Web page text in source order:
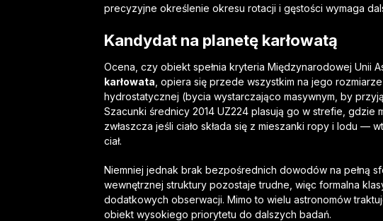
precyzyjne określenie okresu rotacji i gęstości wymaga
Kandydat na planetę karłowatą
Ocena, czy obiekt spełnia kryteria Międzynarodowej Unii
karłowata , opiera się przede wszystkim na jego
hydrostatycznej (bycia wystarczająco masywnym, by
Szacunki średnicy 2014 UZ224 plasują go w strefie, gdzie
zwłaszcza jeśli ciało składa się z mieszanki ropy i lodu —
ciał.
Niemniej jednak brak bezpośrednich dowodów na pełną
wewnętrznej struktury pozostaje trudne, więc formalna
dodatkowych obserwacji. Mimo to wielu astronomów
obiekt wysokiego priorytetu do dalszych badań.